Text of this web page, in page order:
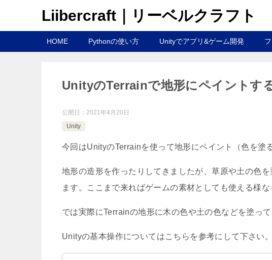
Liibercraft｜リーベルクラフト
HOME Pythonの使い方 Unityでアプリ&ゲーム開発
UnityのTerrainで地形にペイントす
公開日： 2021年4月20日
Unity
今回はUnityのTerrainを使って地形にペイント（色を塗
地形の造形を作ったりしてきましたが、草原や土の色
ます。ここまで来ればゲームの素材としても使える様な
では実際にTerrainの地形に木の色や土の色などを塗って
Unityの基本操作についてはこちらを参考にして下さい。